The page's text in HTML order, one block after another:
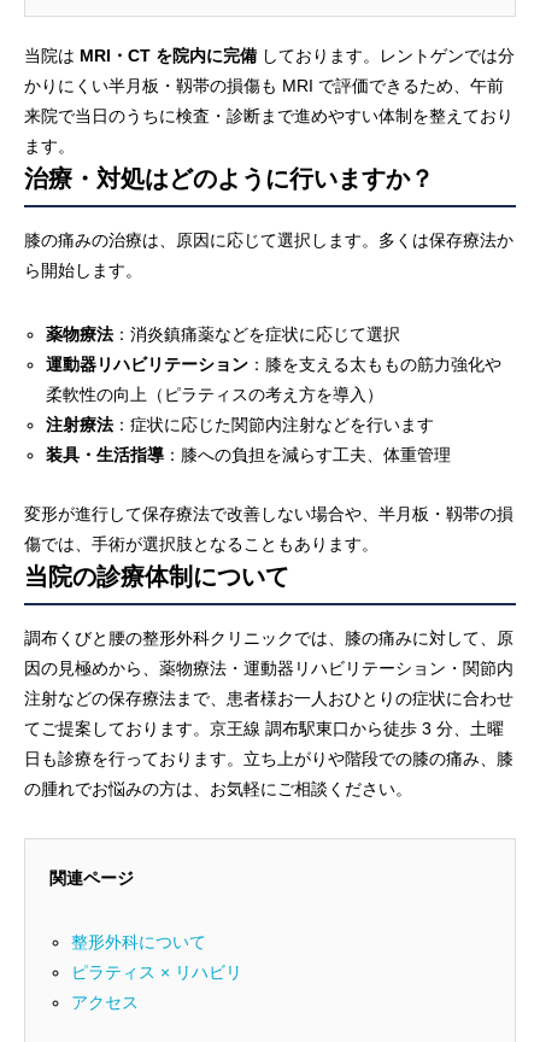
当院は MRI・CT を院内に完備 しております。レントゲンでは分
かりにくい半月板・靱帯の損傷も MRI で評価できるため、午前
来院で当日のうちに検査・診断まで進めやすい体制を整えており
ます。
治療・対処はどのように行いますか？
膝の痛みの治療は、原因に応じて選択します。多くは保存療法か
ら開始します。
薬物療法 ：消炎鎮痛薬などを症状に応じて選択
運動器リハビリテーション ：膝を支える太ももの筋力強化や
柔軟性の向上（ピラティスの考え方を導入）
注射療法 ：症状に応じた関節内注射などを行います
装具・生活指導 ：膝への負担を減らす工夫、体重管理
変形が進行して保存療法で改善しない場合や、半月板・靱帯の損
傷では、手術が選択肢となることもあります。
当院の診療体制について
調布くびと腰の整形外科クリニックでは、膝の痛みに対して、原
因の見極めから、薬物療法・運動器リハビリテーション・関節内
注射などの保存療法まで、患者様お一人おひとりの症状に合わせ
てご提案しております。京王線 調布駅東口から徒歩 3 分、土曜
日も診療を行っております。立ち上がりや階段での膝の痛み、膝
の腫れでお悩みの方は、お気軽にご相談ください。
関連ページ
整形外科について
ピラティス × リハビリ
アクセス